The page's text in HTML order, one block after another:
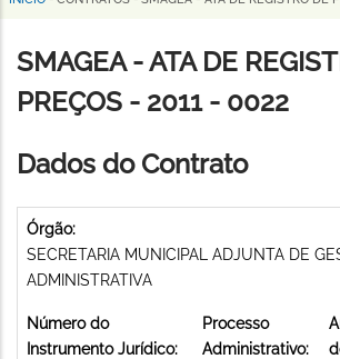
Trilha
de
navegação
SMAGEA - ATA DE
PREÇOS - 2011 - 0022
Dados do Contrato
Órgão:
SECRETARIA MUNICIPAL ADJUNTA DE
ADMINISTRATIVA
Número do
Instrumento Jurídico:
Processo
Administrativo: